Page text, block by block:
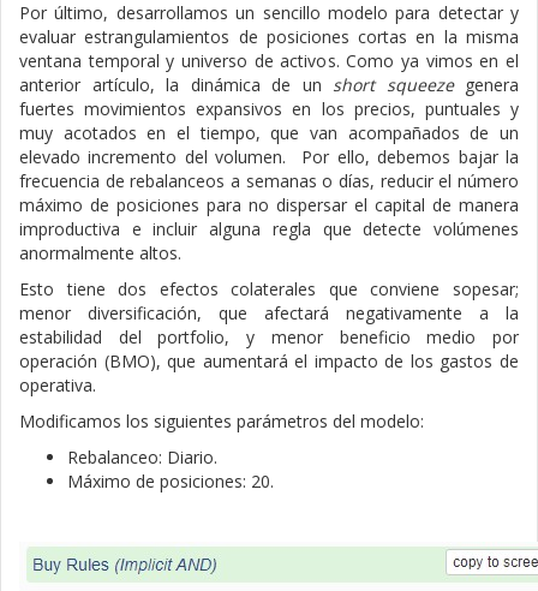
Por último, desarrollamos un sencillo modelo para detectar y
evaluar estrangulamientos de posiciones cortas en la misma
ventana temporal y universo de activos. Como ya vimos en el
anterior artículo, la dinámica de un short squeezegenera
fuertes movimientos expansivos en los precios, puntuales y
muy acotados en el tiempo, que van acompañados de un
elevado incremento del volumen. Por ello, debemos bajar la
frecuencia de rebalanceos a semanas o días, reducir el número
máximo de posiciones para no dispersar el capital de manera
improductiva e incluir alguna regla que detecte volúmenes
anormalmente altos.
Esto tiene dos efectos colaterales que conviene sopesar;
menor diversificación, que afectará negativamente a la
estabilidad del portfolio, y menor beneficio medio por
operación (BMO), que aumentará el impacto de los gastos de
operativa.
Modificamos los siguientes parámetros del modelo:
Rebalanceo: Diario.
Máximo de posiciones: 20.